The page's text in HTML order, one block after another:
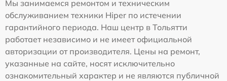
Мы занимаемся ремонтом и техническим
обслуживанием техники Hiper по истечении
гарантийного периода. Наш центр в Тольятти
работает независимо и не имеет официальной
авторизации от производителя. Цены на ремонт,
указанные на сайте, носят исключительно
ознакомительный характер и не являются публичной